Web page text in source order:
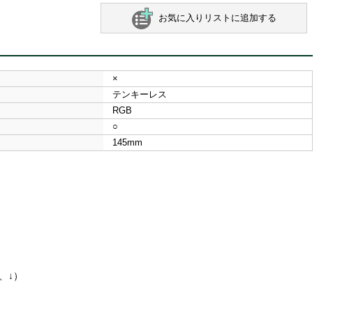
お気に入りリストに追加する
×
テンキーレス
RGB
○
145mm
↓）